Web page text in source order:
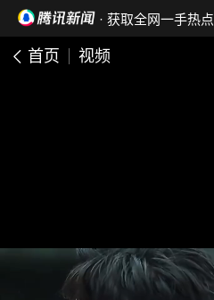
· 获取全网一手热点
首页 视频